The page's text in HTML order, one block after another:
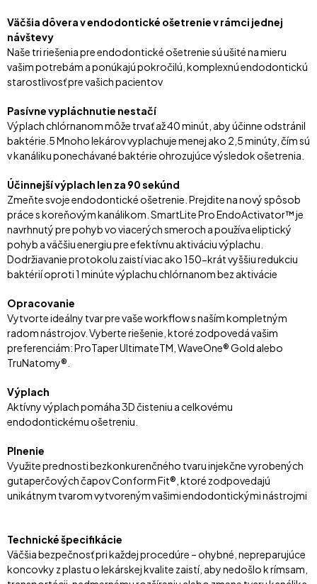
Väčšia dôvera v endodontické ošetrenie v rámci jednej
návštevy
Naše tri riešenia pre endodontické ošetrenie sú ušité na mieru
vašim potrebám a ponúkajú pokročilú, komplexnú endodontickú
starostlivosť pre vašich pacientov
Pasívne vypláchnutie nestačí
Výplach chlórnanom môže trvať až 40 minút, aby účinne odstránil
baktérie.5 Mnoho lekárov vyplachuje menej ako 2,5 minúty, čím sú
v kanáliku ponechávané baktérie ohrozujúce výsledok ošetrenia.
Účinnejší výplach len za 90 sekúnd
Zmeňte svoje endodontické ošetrenie. Prejdite na nový spôsob
práce s koreňovým kanálikom. SmartLite Pro EndoActivator™ je
navrhnutý pre pohyb vo viacerých smeroch a používa eliptický
pohyb a väčšiu energiu pre efektívnu aktiváciu výplachu.
Dodržiavanie protokolu zaistí viac ako 150-krát vyššiu redukciu
baktérií oproti 1 minúte výplachu chlórnanom bez aktivácie
Opracovanie
Vytvorte ideálny tvar pre vaše workflow s naším kompletným
radom nástrojov. Vyberte riešenie, ktoré zodpovedá vašim
preferenciám: ProTaper UltimateTM, WaveOne® Gold alebo
TruNatomy®.
Výplach
Aktívny výplach pomáha 3D čisteniu a celkovému
endodontickému ošetreniu.
Plnenie
Využite prednosti bezkonkurenčného tvaru injekčne vyrobených
gutaperčových čapov Conform Fit®, ktoré zodpovedajú
unikátnym tvarom vytvoreným vašimi endodontickými nástrojmi
Technické špecifikácie
Väčšia bezpečnosť pri každej procedúre – ohybné, nepreparujúce
koncovky z plastu o lekárskej kvalite zaistí, aby nedošlo k rímsam,